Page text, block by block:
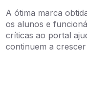
A ótima marca
os alunos e
críticas ao portal
continuem a